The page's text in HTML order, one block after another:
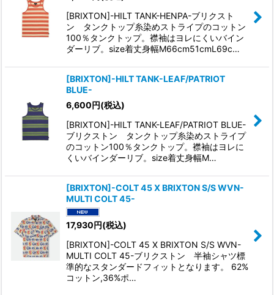
[BRIXTON]-HILT TANK-HENPA-ブリクスト
ン タンクトップ糸染めストライプのコットン
100％タンクトップ。襟袖はヨレにくいバイン
ダーリブ。size着丈身幅M66cm51cmL69c…
[BRIXTON]-HILT TANK-LEAF/PATRIOT
BLUE-
6,600円(税込)
[BRIXTON]-HILT TANK-LEAF/PATRIOT BLUE-
ブリクストン タンクトップ糸染めストライプ
のコットン100％タンクトップ。襟袖はヨレに
くいバインダーリブ。size着丈身幅M…
[BRIXTON]-COLT 45 X BRIXTON S/S WVN-
MULTI COLT 45-
17,930円(税込)
[BRIXTON]-COLT 45 X BRIXTON S/S WVN-
MULTI COLT 45-ブリクストン 半袖シャツ標
準的なスタンダードフィットとなります。 62%
コットン,36%ポ…